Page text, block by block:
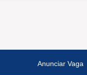
Anunciar Vaga